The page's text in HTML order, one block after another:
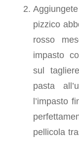
pizzico
rosso
impasto
sul
pasta
l’impasto
pellicola